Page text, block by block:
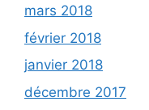
mars 2018
février 2018
janvier 2018
décembre 2017